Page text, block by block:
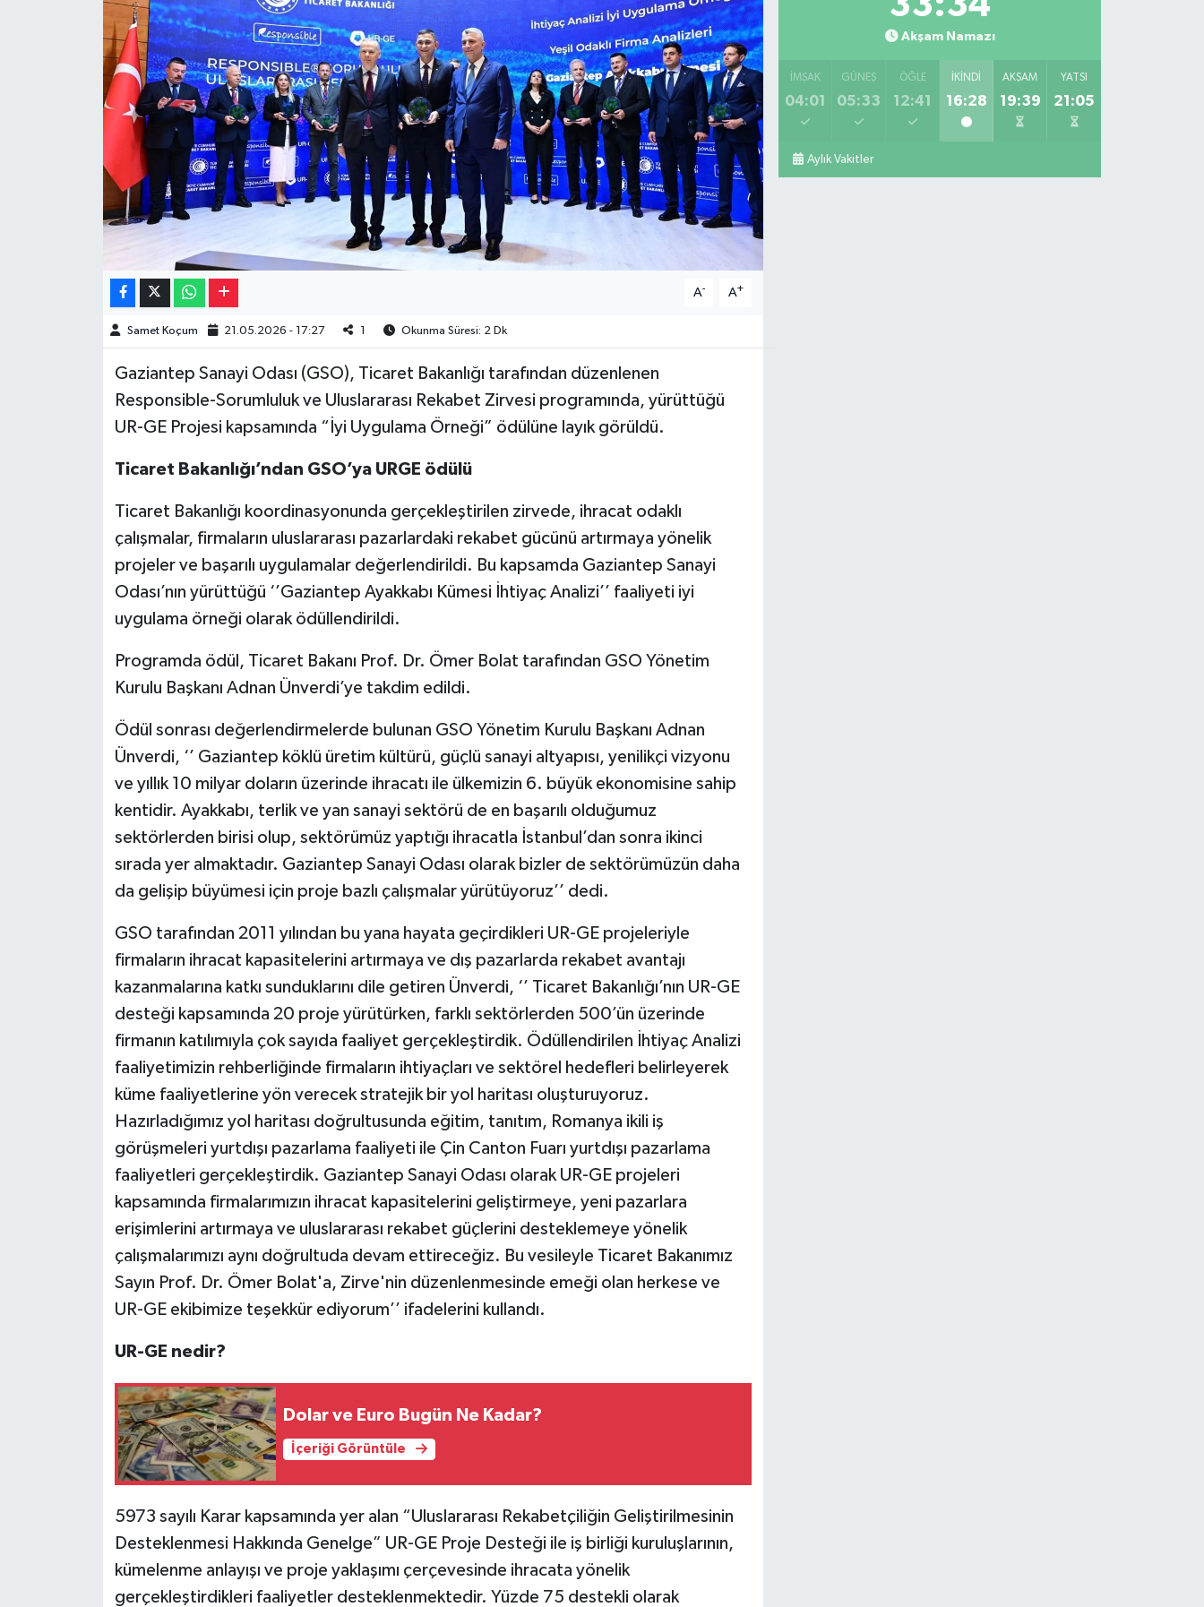
A- A+
Samet Koçum 21.05.2026 - 17:27 Okunma Süresi: 2 Dk
Gaziantep Sanayi Odası (GSO), Ticaret Bakanlığı tarafından düzenlenen
Responsible-Sorumluluk ve Uluslararası Rekabet Zirvesi programında, yürüttüğü
UR-GE Projesi kapsamında “İyi Uygulama Örneği” ödülüne layık görüldü.
Ticaret Bakanlığı’ndan GSO’ya URGE ödülü
Ticaret Bakanlığı koordinasyonunda gerçekleştirilen zirvede, ihracat odaklı
çalışmalar, firmaların uluslararası pazarlardaki rekabet gücünü artırmaya yönelik
projeler ve başarılı uygulamalar değerlendirildi. Bu kapsamda Gaziantep Sanayi
Odası’nın yürüttüğü ‘’Gaziantep Ayakkabı Kümesi İhtiyaç Analizi’’ faaliyeti iyi
uygulama örneği olarak ödüllendirildi.
Programda ödül, Ticaret Bakanı Prof. Dr. Ömer Bolat tarafından GSO Yönetim
Kurulu Başkanı Adnan Ünverdi’ye takdim edildi.
Ödül sonrası değerlendirmelerde bulunan GSO Yönetim Kurulu Başkanı Adnan
Ünverdi, ‘’ Gaziantep köklü üretim kültürü, güçlü sanayi altyapısı, yenilikçi vizyonu
ve yıllık 10 milyar doların üzerinde ihracatı ile ülkemizin 6. büyük ekonomisine sahip
kentidir. Ayakkabı, terlik ve yan sanayi sektörü de en başarılı olduğumuz
sektörlerden birisi olup, sektörümüz yaptığı ihracatla İstanbul’dan sonra ikinci
sırada yer almaktadır. Gaziantep Sanayi Odası olarak bizler de sektörümüzün daha
da gelişip büyümesi için proje bazlı çalışmalar yürütüyoruz’’ dedi.
GSO tarafından 2011 yılından bu yana hayata geçirdikleri UR-GE projeleriyle
firmaların ihracat kapasitelerini artırmaya ve dış pazarlarda rekabet avantajı
kazanmalarına katkı sunduklarını dile getiren Ünverdi, ‘’ Ticaret Bakanlığı’nın UR-GE
desteği kapsamında 20 proje yürütürken, farklı sektörlerden 500’ün üzerinde
firmanın katılımıyla çok sayıda faaliyet gerçekleştirdik. Ödüllendirilen İhtiyaç Analizi
faaliyetimizin rehberliğinde firmaların ihtiyaçları ve sektörel hedefleri belirleyerek
küme faaliyetlerine yön verecek stratejik bir yol haritası oluşturuyoruz.
Hazırladığımız yol haritası doğrultusunda eğitim, tanıtım, Romanya ikili iş
görüşmeleri yurtdışı pazarlama faaliyeti ile Çin Canton Fuarı yurtdışı pazarlama
faaliyetleri gerçekleştirdik. Gaziantep Sanayi Odası olarak UR-GE projeleri
kapsamında firmalarımızın ihracat kapasitelerini geliştirmeye, yeni pazarlara
erişimlerini artırmaya ve uluslararası rekabet güçlerini desteklemeye yönelik
çalışmalarımızı aynı doğrultuda devam ettireceğiz. Bu vesileyle Ticaret Bakanımız
Sayın Prof. Dr. Ömer Bolat'a, Zirve'nin düzenlenmesinde emeği olan herkese ve
UR-GE ekibimize teşekkür ediyorum’’ ifadelerini kullandı.
UR-GE nedir?
Dolar ve Euro Bugün Ne Kadar?
İçeriği Görüntüle
5973 sayılı Karar kapsamında yer alan “Uluslararası Rekabetçiliğin Geliştirilmesinin
Desteklenmesi Hakkında Genelge” UR-GE Proje Desteği ile iş birliği kuruluşlarının,
kümelenme anlayışı ve proje yaklaşımı çerçevesinde ihracata yönelik
gerçekleştirdikleri faaliyetler desteklenmektedir. Yüzde 75 destekli olarak
Akşam Namazı
İMSAK
04:01
GÜNEŞ
05:33
ÖĞLE
12:41
İKINDI
16:28
AKŞAM
19:39
YATSI
21:05
Aylık Vakitler
Resmi İlanlar
Sinemalar
Teknoloji
Yeme-İçme